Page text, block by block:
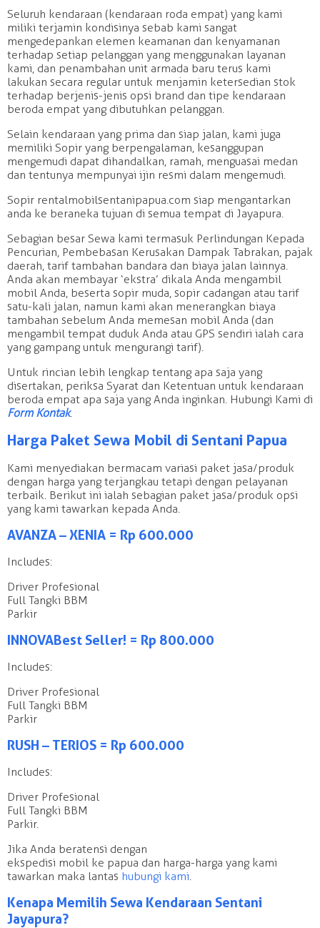
Seluruh kendaraan (kendaraan roda empat) yang kami
miliki terjamin kondisinya sebab kami sangat
mengedepankan elemen keamanan dan kenyamanan
terhadap setiap pelanggan yang menggunakan layanan
kami, dan penambahan unit armada baru terus kami
lakukan secara regular untuk menjamin ketersedian stok
terhadap berjenis-jenis opsi brand dan tipe kendaraan
beroda empat yang dibutuhkan pelanggan.
Selain kendaraan yang prima dan siap jalan, kami juga
memiliki Sopir yang berpengalaman, kesanggupan
mengemudi dapat dihandalkan, ramah, menguasai medan
dan tentunya mempunyai ijin resmi dalam mengemudi.
Sopir rentalmobilsentanipapua.com siap mengantarkan
anda ke beraneka tujuan di semua tempat di Jayapura.
Sebagian besar Sewa kami termasuk Perlindungan Kepada
Pencurian, Pembebasan Kerusakan Dampak Tabrakan, pajak
daerah, tarif tambahan bandara dan biaya jalan lainnya.
Anda akan membayar ‘ekstra’ dikala Anda mengambil
mobil Anda, beserta sopir muda, sopir cadangan atau tarif
satu-kali jalan, namun kami akan menerangkan biaya
tambahan sebelum Anda memesan mobil Anda (dan
mengambil tempat duduk Anda atau GPS sendiri ialah cara
yang gampang untuk mengurangi tarif).
Untuk rincian lebih lengkap tentang apa saja yang
disertakan, periksa Syarat dan Ketentuan untuk kendaraan
beroda empat apa saja yang Anda inginkan. Hubungi Kami di
Form Kontak.
Harga Paket Sewa Mobil di Sentani Papua
Kami menyediakan bermacam variasi paket jasa/produk
dengan harga yang terjangkau tetapi dengan pelayanan
terbaik. Berikut ini ialah sebagian paket jasa/produk opsi
yang kami tawarkan kepada Anda.
AVANZA – XENIA = Rp 600.000
Includes:
Driver Profesional
Full Tangki BBM
Parkir
INNOVA Best Seller! = Rp 800.000
Includes:
Driver Profesional
Full Tangki BBM
Parkir
RUSH – TERIOS = Rp 600.000
Includes:
Driver Profesional
Full Tangki BBM
Parkir.
Jika Anda beratensi dengan
ekspedisi mobil ke papua dan harga-harga yang kami
tawarkan maka lantas hubungi kami
Kenapa Memilih Sewa Kendaraan Sentani
Jayapura?